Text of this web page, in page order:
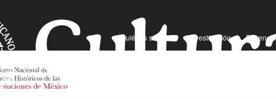
¿Quiénes somos? Investigación Docencia